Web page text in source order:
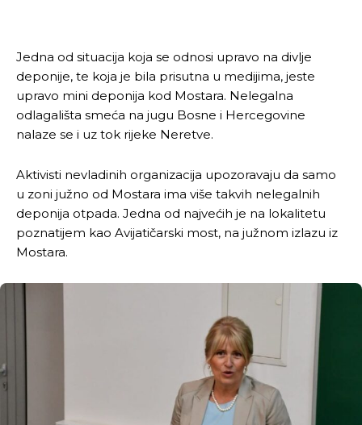
Jedna od situacija koja se odnosi upravo na divlje
deponije, te koja je bila prisutna u medijima, jeste
upravo mini deponija kod Mostara. Nelegalna
odlagališta smeća na jugu Bosne i Hercegovine
nalaze se i uz tok rijeke Neretve.
Aktivisti nevladinih organizacija upozoravaju da samo
u zoni južno od Mostara ima više takvih nelegalnih
deponija otpada. Jedna od najvećih je na lokalitetu
poznatijem kao Avijatičarski most, na južnom izlazu iz
Mostara.